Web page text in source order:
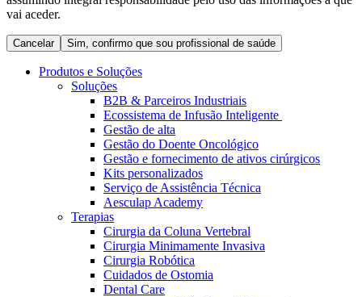
Catálogo de Produtos
Encontre o produto que procura. Visite o catálogo de produtos
da B. Braun com o nosso portfólio completo.
do hospital. Para mais informações, visite a nossa página de
cuidados domiciliários.
Contactos
Centro de Inovação
Vamos impulsionar juntos a inovação na tecnologia médica.
Saiba mais sobre o nosso centro de inovação e apresente a sua
vai aceder.
Cancelar Sim, confirmo que sou profissional de saúde
Produtos e Soluções
Soluções
B2B & Parceiros Industriais
Ecossistema de Infusão Inteligente
Gestão de alta
Gestão do Doente Oncológico
Gestão e fornecimento de ativos cirúrgicos
Kits personalizados
Serviço de Assistência Técnica
Aesculap Academy
Terapias
Cirurgia da Coluna Vertebral
Cirurgia Minimamente Invasiva
Cirurgia Robótica
Cuidados de Ostomia
Dental Care